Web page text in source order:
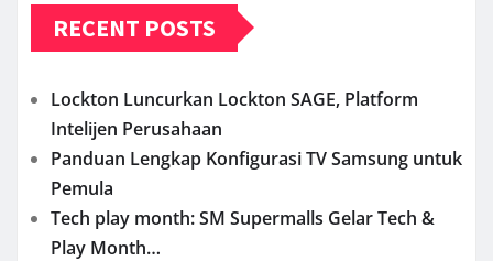
RECENT POSTS
Lockton Luncurkan Lockton SAGE, Platform
Intelijen Perusahaan
Panduan Lengkap Konfigurasi TV Samsung untuk
Pemula
Tech play month: SM Supermalls Gelar Tech &
Play Month…